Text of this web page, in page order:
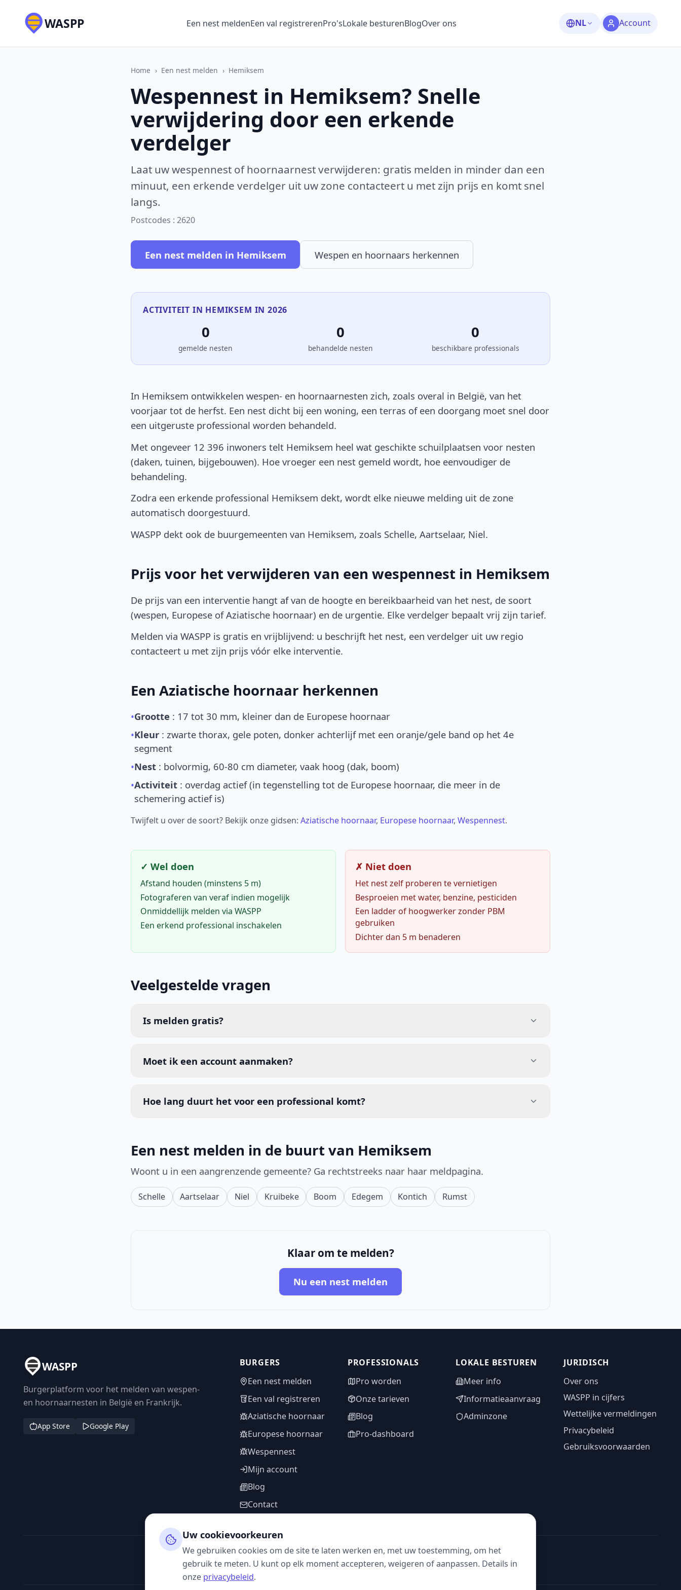
WASPP Een nest meldenEen val registrerenPro'sLokale besturenBlogOver ons NL Account
Home › Een nest melden › Hemiksem
Wespennest in Hemiksem? Snelle
verwijdering door een erkende
verdelger
Laat uw wespennest of hoornaarnest verwijderen: gratis melden in minder dan een
minuut, een erkende verdelger uit uw zone contacteert u met zijn prijs en komt snel
langs.
Postcodes : 2620
Een nest melden in Hemiksem Wespen en hoornaars herkennen
ACTIVITEIT IN HEMIKSEM IN 2026
0
gemelde nesten
0
behandelde nesten
0
beschikbare professionals
In Hemiksem ontwikkelen wespen- en hoornaarnesten zich, zoals overal in België, van het
voorjaar tot de herfst. Een nest dicht bij een woning, een terras of een doorgang moet snel door
een uitgeruste professional worden behandeld.
Met ongeveer 12 396 inwoners telt Hemiksem heel wat geschikte schuilplaatsen voor nesten
(daken, tuinen, bijgebouwen). Hoe vroeger een nest gemeld wordt, hoe eenvoudiger de
behandeling.
Zodra een erkende professional Hemiksem dekt, wordt elke nieuwe melding uit de zone
automatisch doorgestuurd.
WASPP dekt ook de buurgemeenten van Hemiksem, zoals Schelle, Aartselaar, Niel.
Prijs voor het verwijderen van een wespennest in Hemiksem
De prijs van een interventie hangt af van de hoogte en bereikbaarheid van het nest, de soort
(wespen, Europese of Aziatische hoornaar) en de urgentie. Elke verdelger bepaalt vrij zijn tarief.
Melden via WASPP is gratis en vrijblijvend: u beschrijft het nest, een verdelger uit uw regio
contacteert u met zijn prijs vóór elke interventie.
Een Aziatische hoornaar herkennen
•Grootte : 17 tot 30 mm, kleiner dan de Europese hoornaar
•Kleur : zwarte thorax, gele poten, donker achterlijf met een oranje/gele band op het 4e
segment
•Nest : bolvormig, 60-80 cm diameter, vaak hoog (dak, boom)
•Activiteit : overdag actief (in tegenstelling tot de Europese hoornaar, die meer in de
schemering actief is)
Twijfelt u over de soort? Bekijk onze gidsen: Aziatische hoornaar, Europese hoornaar, Wespennest.
✓ Wel doen
Afstand houden (minstens 5 m)
Fotograferen van veraf indien mogelijk
Onmiddellijk melden via WASPP
Een erkend professional inschakelen
✗ Niet doen
Het nest zelf proberen te vernietigen
Besproeien met water, benzine, pesticiden
Een ladder of hoogwerker zonder PBM
gebruiken
Dichter dan 5 m benaderen
Veelgestelde vragen
Is melden gratis?
Moet ik een account aanmaken?
Hoe lang duurt het voor een professional komt?
Een nest melden in de buurt van Hemiksem
Woont u in een aangrenzende gemeente? Ga rechtstreeks naar haar meldpagina.
Schelle Aartselaar Niel Kruibeke Boom Edegem Kontich Rumst
Klaar om te melden?
Nu een nest melden
WASPP
Burgerplatform voor het melden van wespen-
en hoornaarnesten in België en Frankrijk.
App Store Google Play
BURGERS
Een nest melden
Een val registreren
Aziatische hoornaar
Europese hoornaar
Wespennest
Mijn account
Blog
Contact
PROFESSIONALS
Pro worden
Onze tarieven
Blog
Pro-dashboard
LOKALE BESTUREN
Meer info
Informatieaanvraag
Adminzone
JURIDISCH
Over ons
WASPP in cijfers
Wettelijke vermeldingen
Privacybeleid
Gebruiksvoorwaarden
VOLG ONS
Uw cookievoorkeuren
We gebruiken cookies om de site te laten werken en, met uw toestemming, om het
gebruik te meten. U kunt op elk moment accepteren, weigeren of aanpassen. Details in
onze privacybeleid.